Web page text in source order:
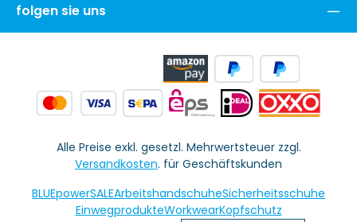
folgen sie uns
Alle Preise exkl. gesetzl. Mehrwertsteuer zzgl.
Versandkosten. für Geschäftskunden
BLUEpowerSALEArbeitshandschuheSicherheitsschuhe
EinwegprodukteWorkwearKopfschutz